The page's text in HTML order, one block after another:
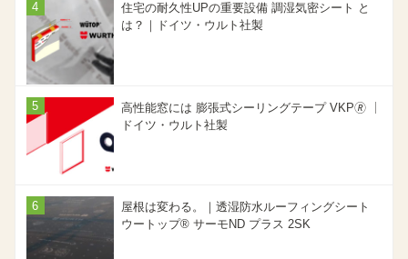
住宅の耐久性UPの重要設備 調湿気密シート と
は？｜ドイツ・ウルト社製
高性能窓には 膨張式シーリングテープ VKP🄬 ｜
ドイツ・ウルト社製
屋根は変わる。｜透湿防水ルーフィングシート
ウートップ® サーモND プラス 2SK